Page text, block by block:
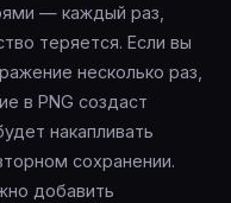
— каждый раз,
теряется. Если вы
несколько раз,
в PNG создаст
накапливать
сохранении.
добавить